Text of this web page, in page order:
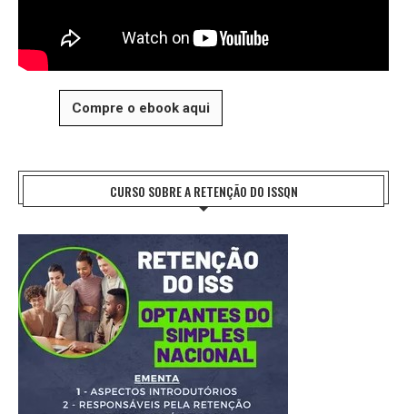
Compre o ebook aqui
CURSO SOBRE A RETENÇÃO DO ISSQN